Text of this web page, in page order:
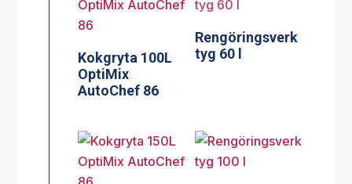
Kokgryta 100L
OptiMix
AutoChef 86
Rengöringsverk
tyg 60 l